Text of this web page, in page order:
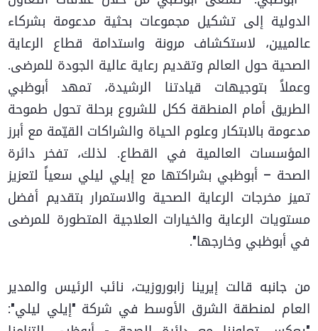
الدولية إلى تشكيل مجموعات بحثية مدعومة بشركاء
عالميين، لاستكشاف مرونة واستدامة قطاع الرعاية
الصحية حول العالم وتقديم رعاية عالية الجودة للمرضى.
وعملاً بتوجيهات قيادتنا الرشيدة، تمهد أبوظبي
الطريق أمام المنطقة ككل للشروع برحلة تحول طموحة
مدعومة بالابتكار وعلوم الحياة والشراكات القيّمة مع أبرز
المؤسسات العالمية في القطاع. لذلك، تفخر دائرة
الصحة – أبوظبي بشراكتها مع إيلي ليلي سعياً لتعزيز
تميز مخرجات الرعاية الصحية والاستمرار بتقديم أفضل
مستويات الرعاية والخيارات العلاجية المتطورة للمرضى
في أبوظبي وخارجها".
من جانبه قالت إيرينا زابوروزيت، نائب الرئيس والمدير
العام لمنطقة الشرق الأوسط في شركة "إيلي ليلي":